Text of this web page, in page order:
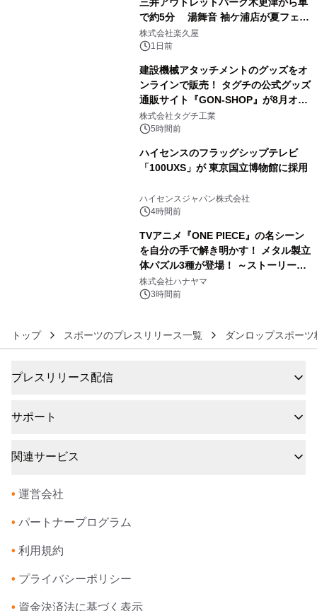
で約5分 湯舞音 袖ケ浦店が夏フェア
メニューを提供
株式会社楽久屋
1日前
建設機械アタッチメントのグッズをオ
ンラインで販売！ タグチの公式グッズ
通販サイト『GON-SHOP』が8月オー
プン
株式会社タグチ工業
5時間前
ハイセンスのフラッグシップテレビ
「100UXS」が 東京国立博物館に採用
ハイセンスジャパン株式会社
4時間前
TVアニメ『ONE PIECE』の名シーン
を自分の手で解き明かす！ メタル製立
体パズル3種が登場！ ～ストーリーと
ギミックが融合した 大人の体験型パズ
ルが8月7日(金)12時より先行予約受付
株式会社ハナヤマ
3時間前
トップ スポーツのプレスリリース一覧 ダンロップスポー
プレスリリース配信
サポート
関連サービス
• 運営会社
• パートナープログラム
• 利用規約
• プライバシーポリシー
• 資金決済法に基づく表示